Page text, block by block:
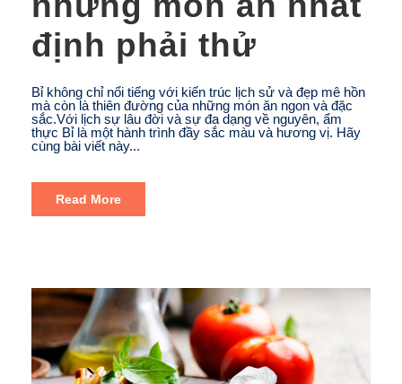
định phải thử
Bỉ không chỉ nổi tiếng với kiến trúc lịch sử và đẹp mê hồn
mà còn là thiên đường của những món ăn ngon và đặc
sắc.Với lịch sự lâu đời và sự đa dạng về nguyên, ẩm
thực Bỉ là một hành trình đầy sắc màu và hương vị. Hãy
cùng bài viết này...
Read More